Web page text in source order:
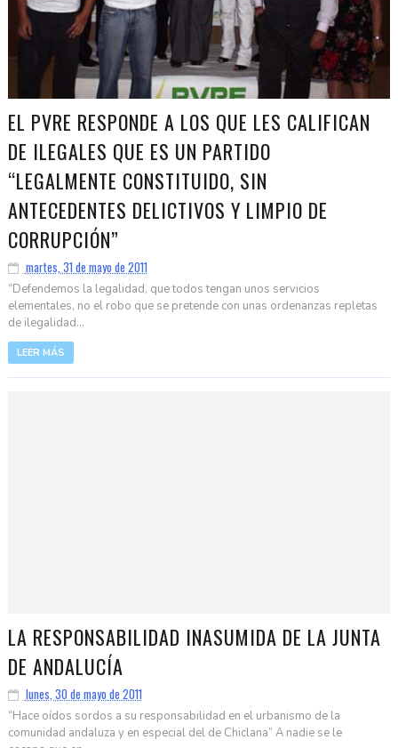
EL PVRE RESPONDE A LOS QUE LES CALIFICAN
DE ILEGALES QUE ES UN PARTIDO
“LEGALMENTE CONSTITUIDO, SIN
ANTECEDENTES DELICTIVOS Y LIMPIO DE
CORRUPCIÓN”
martes, 31 de mayo de 2011
“Defendemos la legalidad, que todos tengan unos servicios
elementales, no el robo que se pretende con unas ordenanzas repletas
de ilegalidad...
LEER MÁS
LA RESPONSABILIDAD INASUMIDA DE LA JUNTA
DE ANDALUCÍA
lunes, 30 de mayo de 2011
“Hace oídos sordos a su responsabilidad en el urbanismo de la
comunidad andaluza y en especial del de Chiclana” A nadie se le